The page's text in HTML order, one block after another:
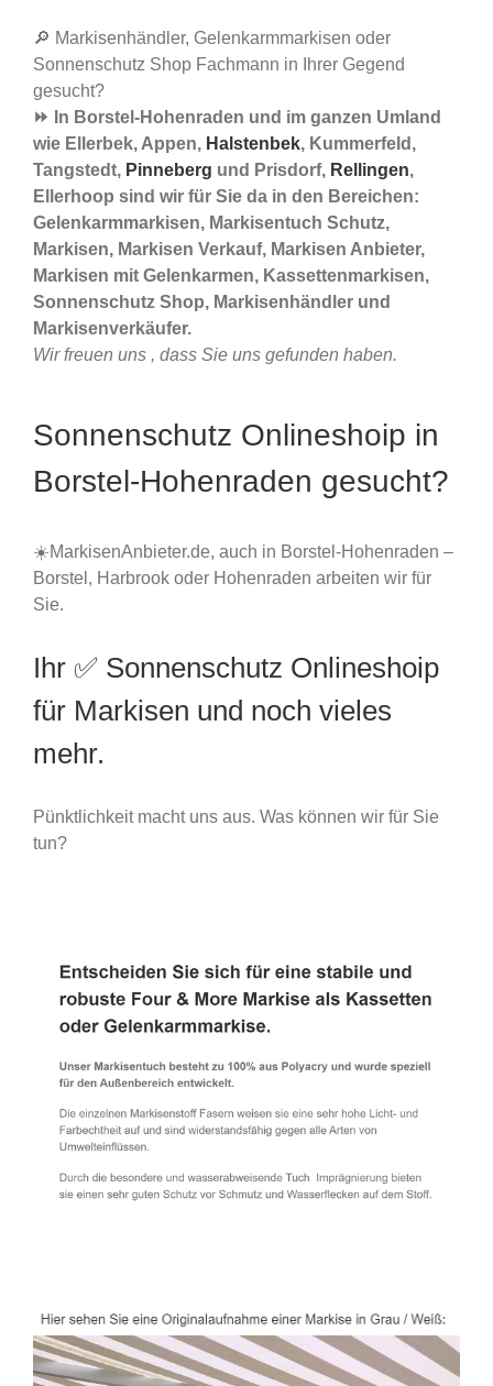
🔎 Markisenhändler, Gelenkarmmarkisen oder
Sonnenschutz Shop Fachmann in Ihrer Gegend
gesucht?
⏩ In Borstel-Hohenraden und im ganzen Umland
wie Ellerbek, Appen, Halstenbek, Kummerfeld,
Tangstedt, Pinneberg und Prisdorf, Rellingen,
Ellerhoop sind wir für Sie da in den Bereichen:
Gelenkarmmarkisen, Markisentuch Schutz,
Markisen, Markisen Verkauf, Markisen Anbieter,
Markisen mit Gelenkarmen, Kassettenmarkisen,
Sonnenschutz Shop, Markisenhändler und
Markisenverkäufer.
Wir freuen uns , dass Sie uns gefunden haben.
Sonnenschutz Onlineshoip in
Borstel-Hohenraden gesucht?
☀️MarkisenAnbieter.de, auch in Borstel-Hohenraden –
Borstel, Harbrook oder Hohenraden arbeiten wir für
Sie.
Ihr ✅ Sonnenschutz Onlineshoip
für Markisen und noch vieles
mehr.
Pünktlichkeit macht uns aus. Was können wir für Sie
tun?